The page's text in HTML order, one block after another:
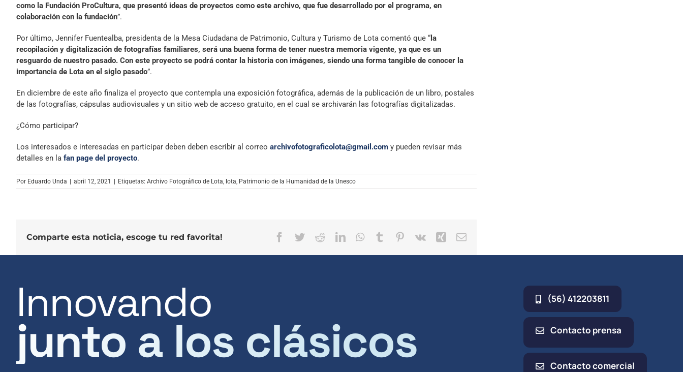
como la Fundación ProCultura, que presentó ideas de proyectos como este archivo, que fue desarrollado por el programa, en
colaboración con la fundación”.
Por último, Jennifer Fuentealba, presidenta de la Mesa Ciudadana de Patrimonio, Cultura y Turismo de Lota comentó que “ la
recopilación y digitalización de fotografías familiares, será una buena forma de tener nuestra memoria vigente, ya que es un
resguardo de nuestro pasado. Con este proyecto se podrá contar la historia con imágenes, siendo una forma tangible de conocer la
importancia de Lota en el siglo pasado”.
En diciembre de este año finaliza el proyecto que contempla una exposición fotográfica, además de la publicación de un libro, postales
de las fotografías, cápsulas audiovisuales y un sitio web de acceso gratuito, en el cual se archivarán las fotografías digitalizadas.
¿Cómo participar?
Los interesados e interesadas en participar deben deben escribir al correo archivofotograficolota@gmail.com y pueden revisar más
detalles en la fan page del proyecto.
Por Eduardo Unda abril 12, 2021 Etiquetas: Archivo Fotográfico de Lota, lota, Patrimonio de la Humanidad de la Unesco
Comparte esta noticia, escoge tu red favorita! Facebook
TwitterRedditLinkedInWhatsApp
TumblrPinterest
Vk XingCorreo
Innovando
junto a los clásicos
(56) 412203811
Contacto prensa
Contacto comercial